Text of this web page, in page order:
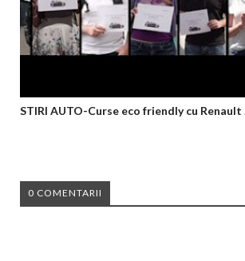
STIRI AUTO-Curse eco friendly cu Renault
0 COMENTARII